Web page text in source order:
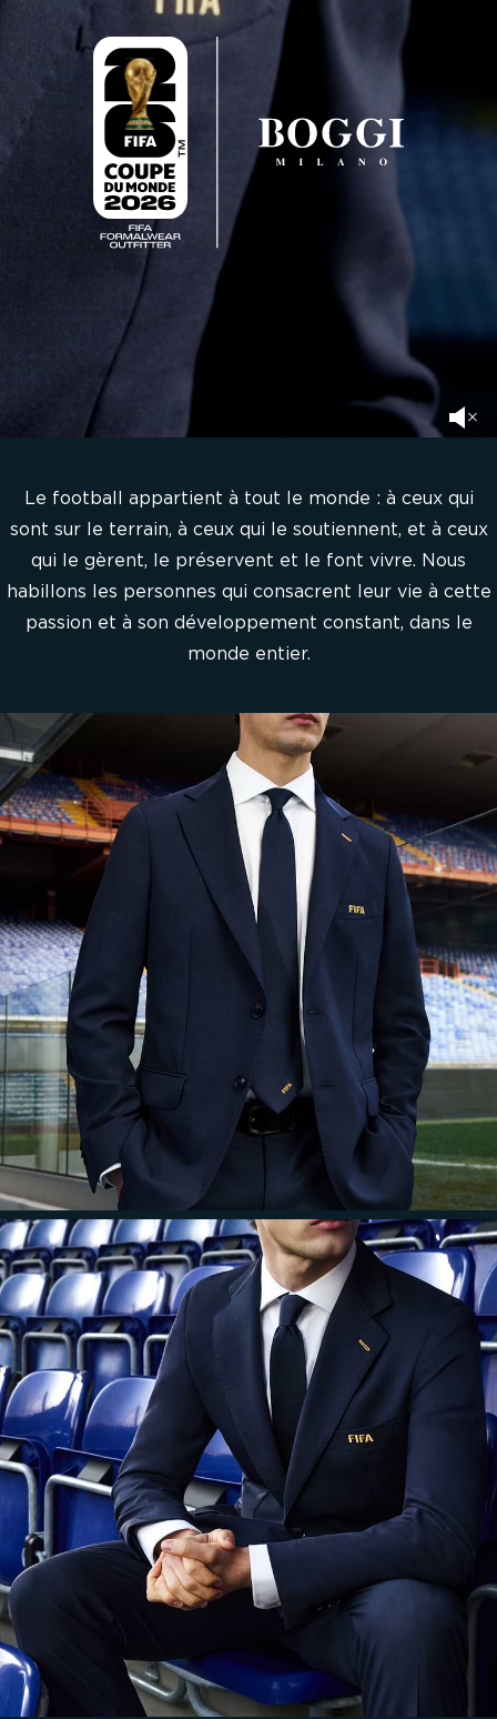
Le football appartient à tout le monde : à ceux qui
sont sur le terrain, à ceux qui le soutiennent, et à ceux
qui le gèrent, le préservent et le font vivre. Nous
habillons les personnes qui consacrent leur vie à cette
passion et à son développement constant, dans le
monde entier.